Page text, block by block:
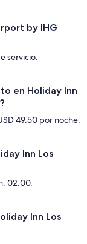
by IHG
servicio.
en Holiday Inn
49.50 por noche.
Inn Los
02:00.
Inn Los